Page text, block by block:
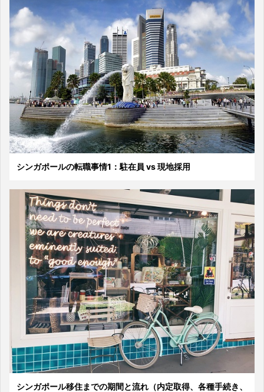
シンガポールの転職事情1：駐在員 vs 現地採用
シンガポール移住までの期間と流れ（内定取得、各種手続き、